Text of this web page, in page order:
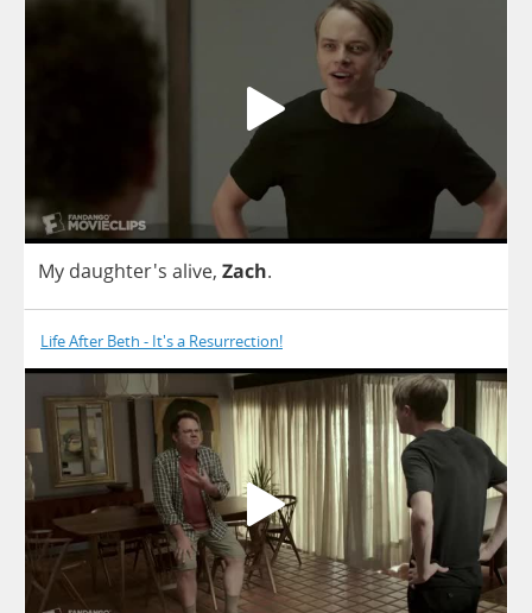
My daughter's alive, Zach.
Life After Beth - It's a Resurrection!